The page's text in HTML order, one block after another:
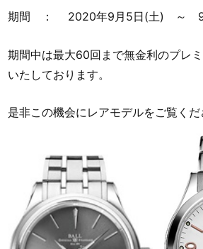
期間 ： 2020年9月5日(土) ～ 9
期間中は最大60回まで無金利のプレ
いたしております。
是非この機会にレアモデルをご覧くだ